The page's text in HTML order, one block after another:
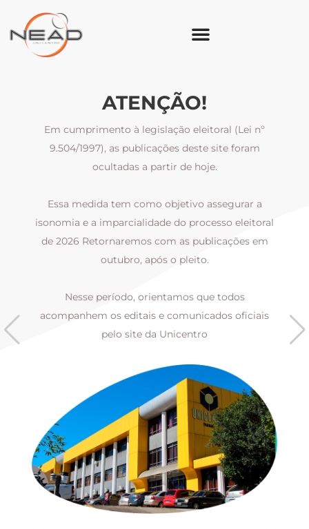
ATENÇÃO!
Em cumprimento à legislação eleitoral (Lei nº
9.504/1997), as publicações deste site foram
ocultadas a partir de hoje.
Essa medida tem como objetivo assegurar a
isonomia e a imparcialidade do processo eleitoral
de 2026 Retornaremos com as publicações em
outubro, após o pleito.
Nesse período, orientamos que todos
acompanhem os editais e comunicados oficiais
pelo site da Unicentro